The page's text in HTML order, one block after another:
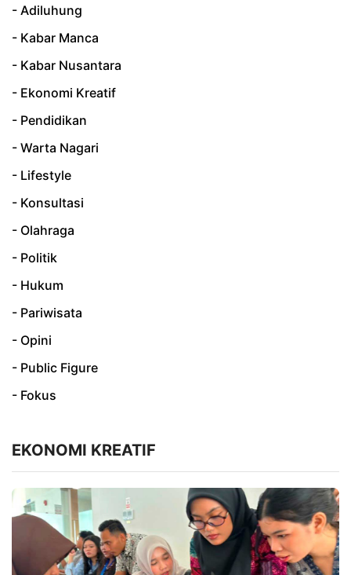
- Adiluhung
- Kabar Manca
- Kabar Nusantara
- Ekonomi Kreatif
- Pendidikan
- Warta Nagari
- Lifestyle
- Konsultasi
- Olahraga
- Politik
- Hukum
- Pariwisata
- Opini
- Public Figure
- Fokus
EKONOMI KREATIF